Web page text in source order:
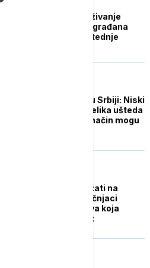
Ko najviše štedi: Istraživanje
pokazuje da 74 odsto građana
Srbije ima neki oblik štednje
Plug in solarni paneli u Srbiji: Niski
troškovi ugradnje, a velika ušteda
na računima - na koji način mogu
Koliko novca treba držati na
tekućem računu: Stručnjaci
upozoravaju - sredstva koja
"stoje" gube vrednost